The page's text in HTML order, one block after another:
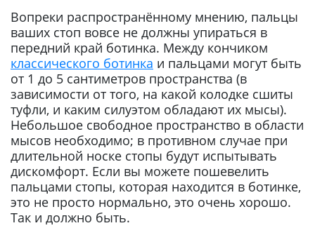
Вопреки распространённому мнению, пальцы
ваших стоп вовсе не должны упираться в
передний край ботинка. Между кончиком
классического ботинка и пальцами могут быть
от 1 до 5 сантиметров пространства (в
зависимости от того, на какой колодке сшиты
туфли, и каким силуэтом обладают их мысы).
Небольшое свободное пространство в области
мысов необходимо; в противном случае при
длительной носке стопы будут испытывать
дискомфорт. Если вы можете пошевелить
пальцами стопы, которая находится в ботинке,
это не просто нормально, это очень хорошо.
Так и должно быть.